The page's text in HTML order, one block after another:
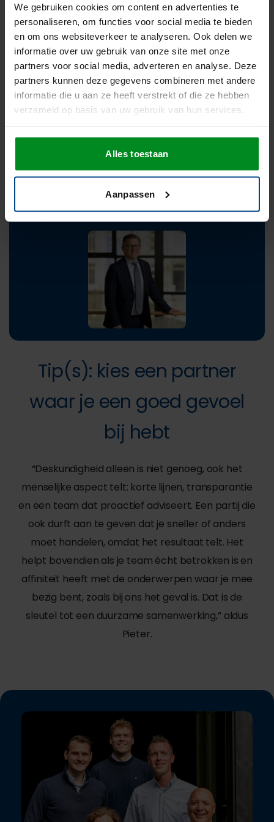
We gebruiken cookies om content en advertenties te
personaliseren, om functies voor social media te bieden
en om ons websiteverkeer te analyseren. Ook delen we
informatie over uw gebruik van onze site met onze
partners voor social media, adverteren en analyse. Deze
partners kunnen deze gegevens combineren met andere
informatie die u aan ze heeft verstrekt of die ze hebben
verzameld op basis van uw gebruik van hun services.
Alles toestaan
Aanpassen
alleen, maar betrekt ons
ook actief. Het resultaat?
Een IT-omgeving die
perfect aansluit op de
behoeften van onze
eindgebruikers.''
Tip(s): kies een partner
waar je een goed gevoel
bij hebt
“Deskundigheid alleen is niet genoeg, ook het
menselijke aspect telt: korte lijnen, transparantie
en een team dat proactief adviseert. Een partij die
ook durft aan te geven dat je sneller of anders
moet handelen, omdat het resultaat telt. Het
helpt bovendien als je team écht betrokken is en
affiniteit heeft met de onderwerpen waar je mee
bezig bent, zoals bij ons het geval is. Dat is de
sleutel tot een duurzame samenwerking,” aldus
Pieter.